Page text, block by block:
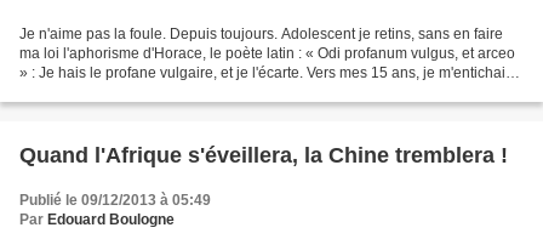
Je n'aime pas la foule. Depuis toujours. Adolescent je retins, sans en faire
ma loi l'aphorisme d'Horace, le poète latin : « Odi profanum vulgus, et arceo
» : Je hais le profane vulgaire, et je l'écarte. Vers mes 15 ans, je m'entichai
Quand l'Afrique s'éveillera, la Chine tremblera !
Publié le 09/12/2013 à 05:49
Par Edouard Boulogne